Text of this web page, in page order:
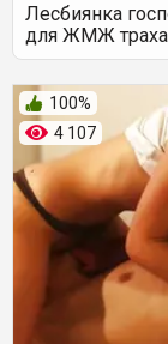
Лесбиянка
для ЖМЖ траха
4 107
100%